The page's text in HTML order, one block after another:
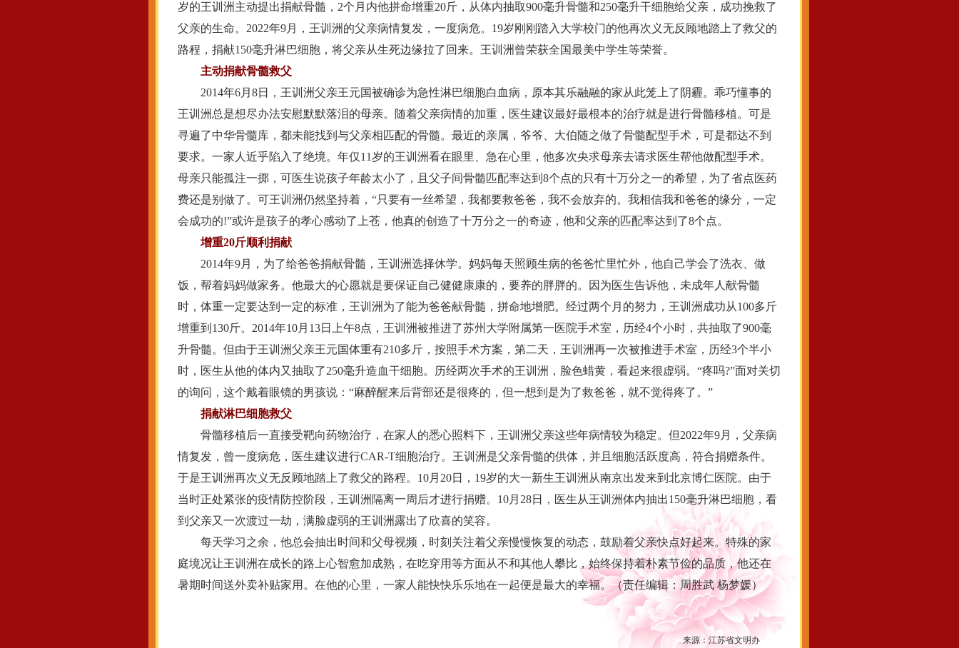
岁的王训洲主动提出捐献骨髓，2个月内他拼命增重20斤，从体内抽取900毫升骨髓和250毫升干细胞给父亲，成功挽救了
父亲的生命。2022年9月，王训洲的父亲病情复发，一度病危。19岁刚刚踏入大学校门的他再次义无反顾地踏上了救父的
路程，捐献150毫升淋巴细胞，将父亲从生死边缘拉了回来。王训洲曾荣获全国最美中学生等荣誉。
主动捐献骨髓救父
2014年6月8日，王训洲父亲王元国被确诊为急性淋巴细胞白血病，原本其乐融融的家从此笼上了阴霾。乖巧懂事的
王训洲总是想尽办法安慰默默落泪的母亲。随着父亲病情的加重，医生建议最好最根本的治疗就是进行骨髓移植。可是
寻遍了中华骨髓库，都未能找到与父亲相匹配的骨髓。最近的亲属，爷爷、大伯随之做了骨髓配型手术，可是都达不到
要求。一家人近乎陷入了绝境。年仅11岁的王训洲看在眼里、急在心里，他多次央求母亲去请求医生帮他做配型手术。
母亲只能孤注一掷，可医生说孩子年龄太小了，且父子间骨髓匹配率达到8个点的只有十万分之一的希望，为了省点医药
费还是别做了。可王训洲仍然坚持着，“只要有一丝希望，我都要救爸爸，我不会放弃的。我相信我和爸爸的缘分，一定
会成功的!”或许是孩子的孝心感动了上苍，他真的创造了十万分之一的奇迹，他和父亲的匹配率达到了8个点。
增重20斤顺利捐献
2014年9月，为了给爸爸捐献骨髓，王训洲选择休学。妈妈每天照顾生病的爸爸忙里忙外，他自己学会了洗衣、做
饭，帮着妈妈做家务。他最大的心愿就是要保证自己健健康康的，要养的胖胖的。因为医生告诉他，未成年人献骨髓
时，体重一定要达到一定的标准，王训洲为了能为爸爸献骨髓，拼命地增肥。经过两个月的努力，王训洲成功从100多斤
增重到130斤。2014年10月13日上午8点，王训洲被推进了苏州大学附属第一医院手术室，历经4个小时，共抽取了900毫
升骨髓。但由于王训洲父亲王元国体重有210多斤，按照手术方案，第二天，王训洲再一次被推进手术室，历经3个半小
时，医生从他的体内又抽取了250毫升造血干细胞。历经两次手术的王训洲，脸色蜡黄，看起来很虚弱。“疼吗?”面对关切
的询问，这个戴着眼镜的男孩说：“麻醉醒来后背部还是很疼的，但一想到是为了救爸爸，就不觉得疼了。”
捐献淋巴细胞救父
骨髓移植后一直接受靶向药物治疗，在家人的悉心照料下，王训洲父亲这些年病情较为稳定。但2022年9月，父亲病
情复发，曾一度病危，医生建议进行CAR-T细胞治疗。王训洲是父亲骨髓的供体，并且细胞活跃度高，符合捐赠条件。
于是王训洲再次义无反顾地踏上了救父的路程。10月20日，19岁的大一新生王训洲从南京出发来到北京博仁医院。由于
当时正处紧张的疫情防控阶段，王训洲隔离一周后才进行捐赠。10月28日，医生从王训洲体内抽出150毫升淋巴细胞，看
到父亲又一次渡过一劫，满脸虚弱的王训洲露出了欣喜的笑容。
每天学习之余，他总会抽出时间和父母视频，时刻关注着父亲慢慢恢复的动态，鼓励着父亲快点好起来。特殊的家
庭境况让王训洲在成长的路上心智愈加成熟，在吃穿用等方面从不和其他人攀比，始终保持着朴素节俭的品质，他还在
暑期时间送外卖补贴家用。在他的心里，一家人能快快乐乐地在一起便是最大的幸福。（责任编辑：周胜武 杨梦媛）
来源： 江苏省文明办